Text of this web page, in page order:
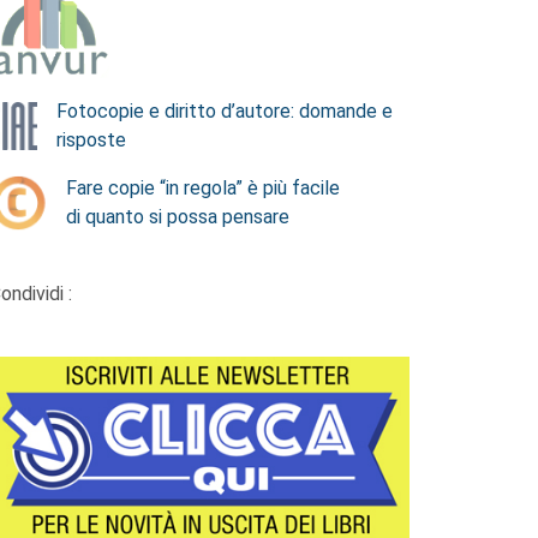
Fotocopie e diritto d’autore: domande e
risposte
Fare copie “in regola” è più facile
di quanto si possa pensare
: